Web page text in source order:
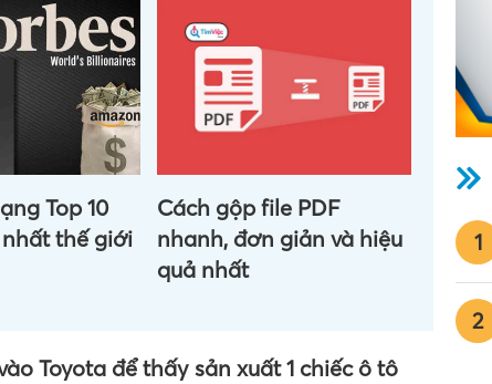
Top 10
thế giới
Cách gộp file PDF
nhanh, đơn giản và hiệu
quả nhất
Toyota để thấy sản xuất 1 chiếc ô tô
1
2